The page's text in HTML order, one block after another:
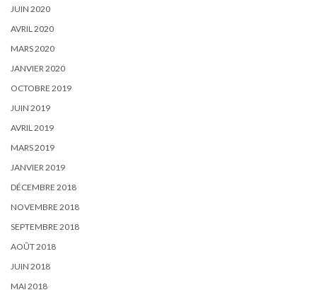
JUIN 2020
AVRIL 2020
MARS 2020
JANVIER 2020
OCTOBRE 2019
JUIN 2019
AVRIL 2019
MARS 2019
JANVIER 2019
DÉCEMBRE 2018
NOVEMBRE 2018
SEPTEMBRE 2018
AOÛT 2018
JUIN 2018
MAI 2018